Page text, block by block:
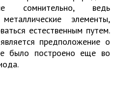
сомнительно, ведь
элементы,
естественным путем.
предположение о
было построено еще во